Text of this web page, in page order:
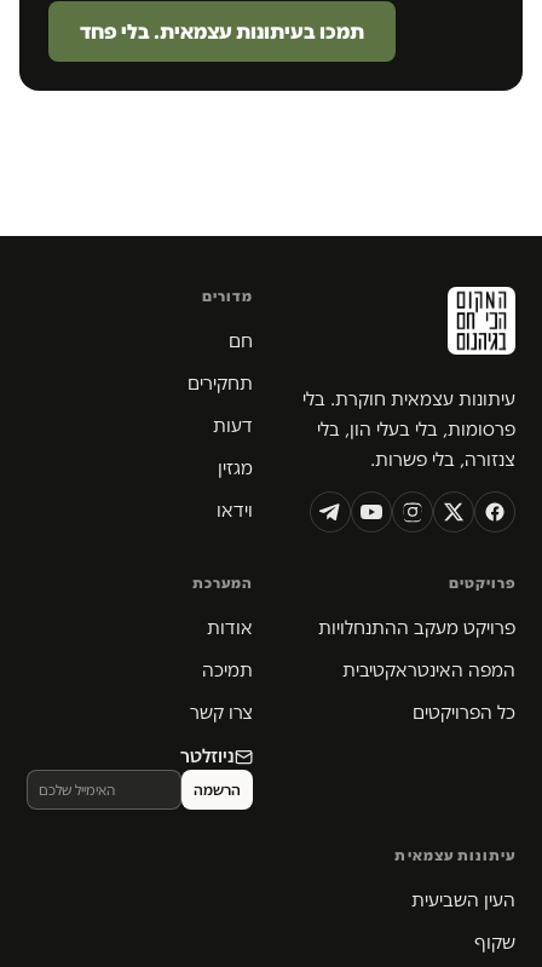
תמכו בעיתונות עצמאית. בלי פחד
עיתונות עצמאית חוקרת. בלי
פרסומות, בלי בעלי הון, בלי
צנזורה, בלי פשרות.
מדורים
חם
תחקירים
דעות
מגזין
וידאו
פרויקטים
פרויקט מעקב ההתנחלויות
המפה האינטראקטיבית
כל הפרויקטים
המערכת
אודות
תמיכה
צרו קשר
ניוזלטר
עיתונות עצמאית
העין השביעית
שקוף